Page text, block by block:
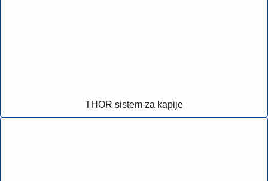
THOR sistem za kapije